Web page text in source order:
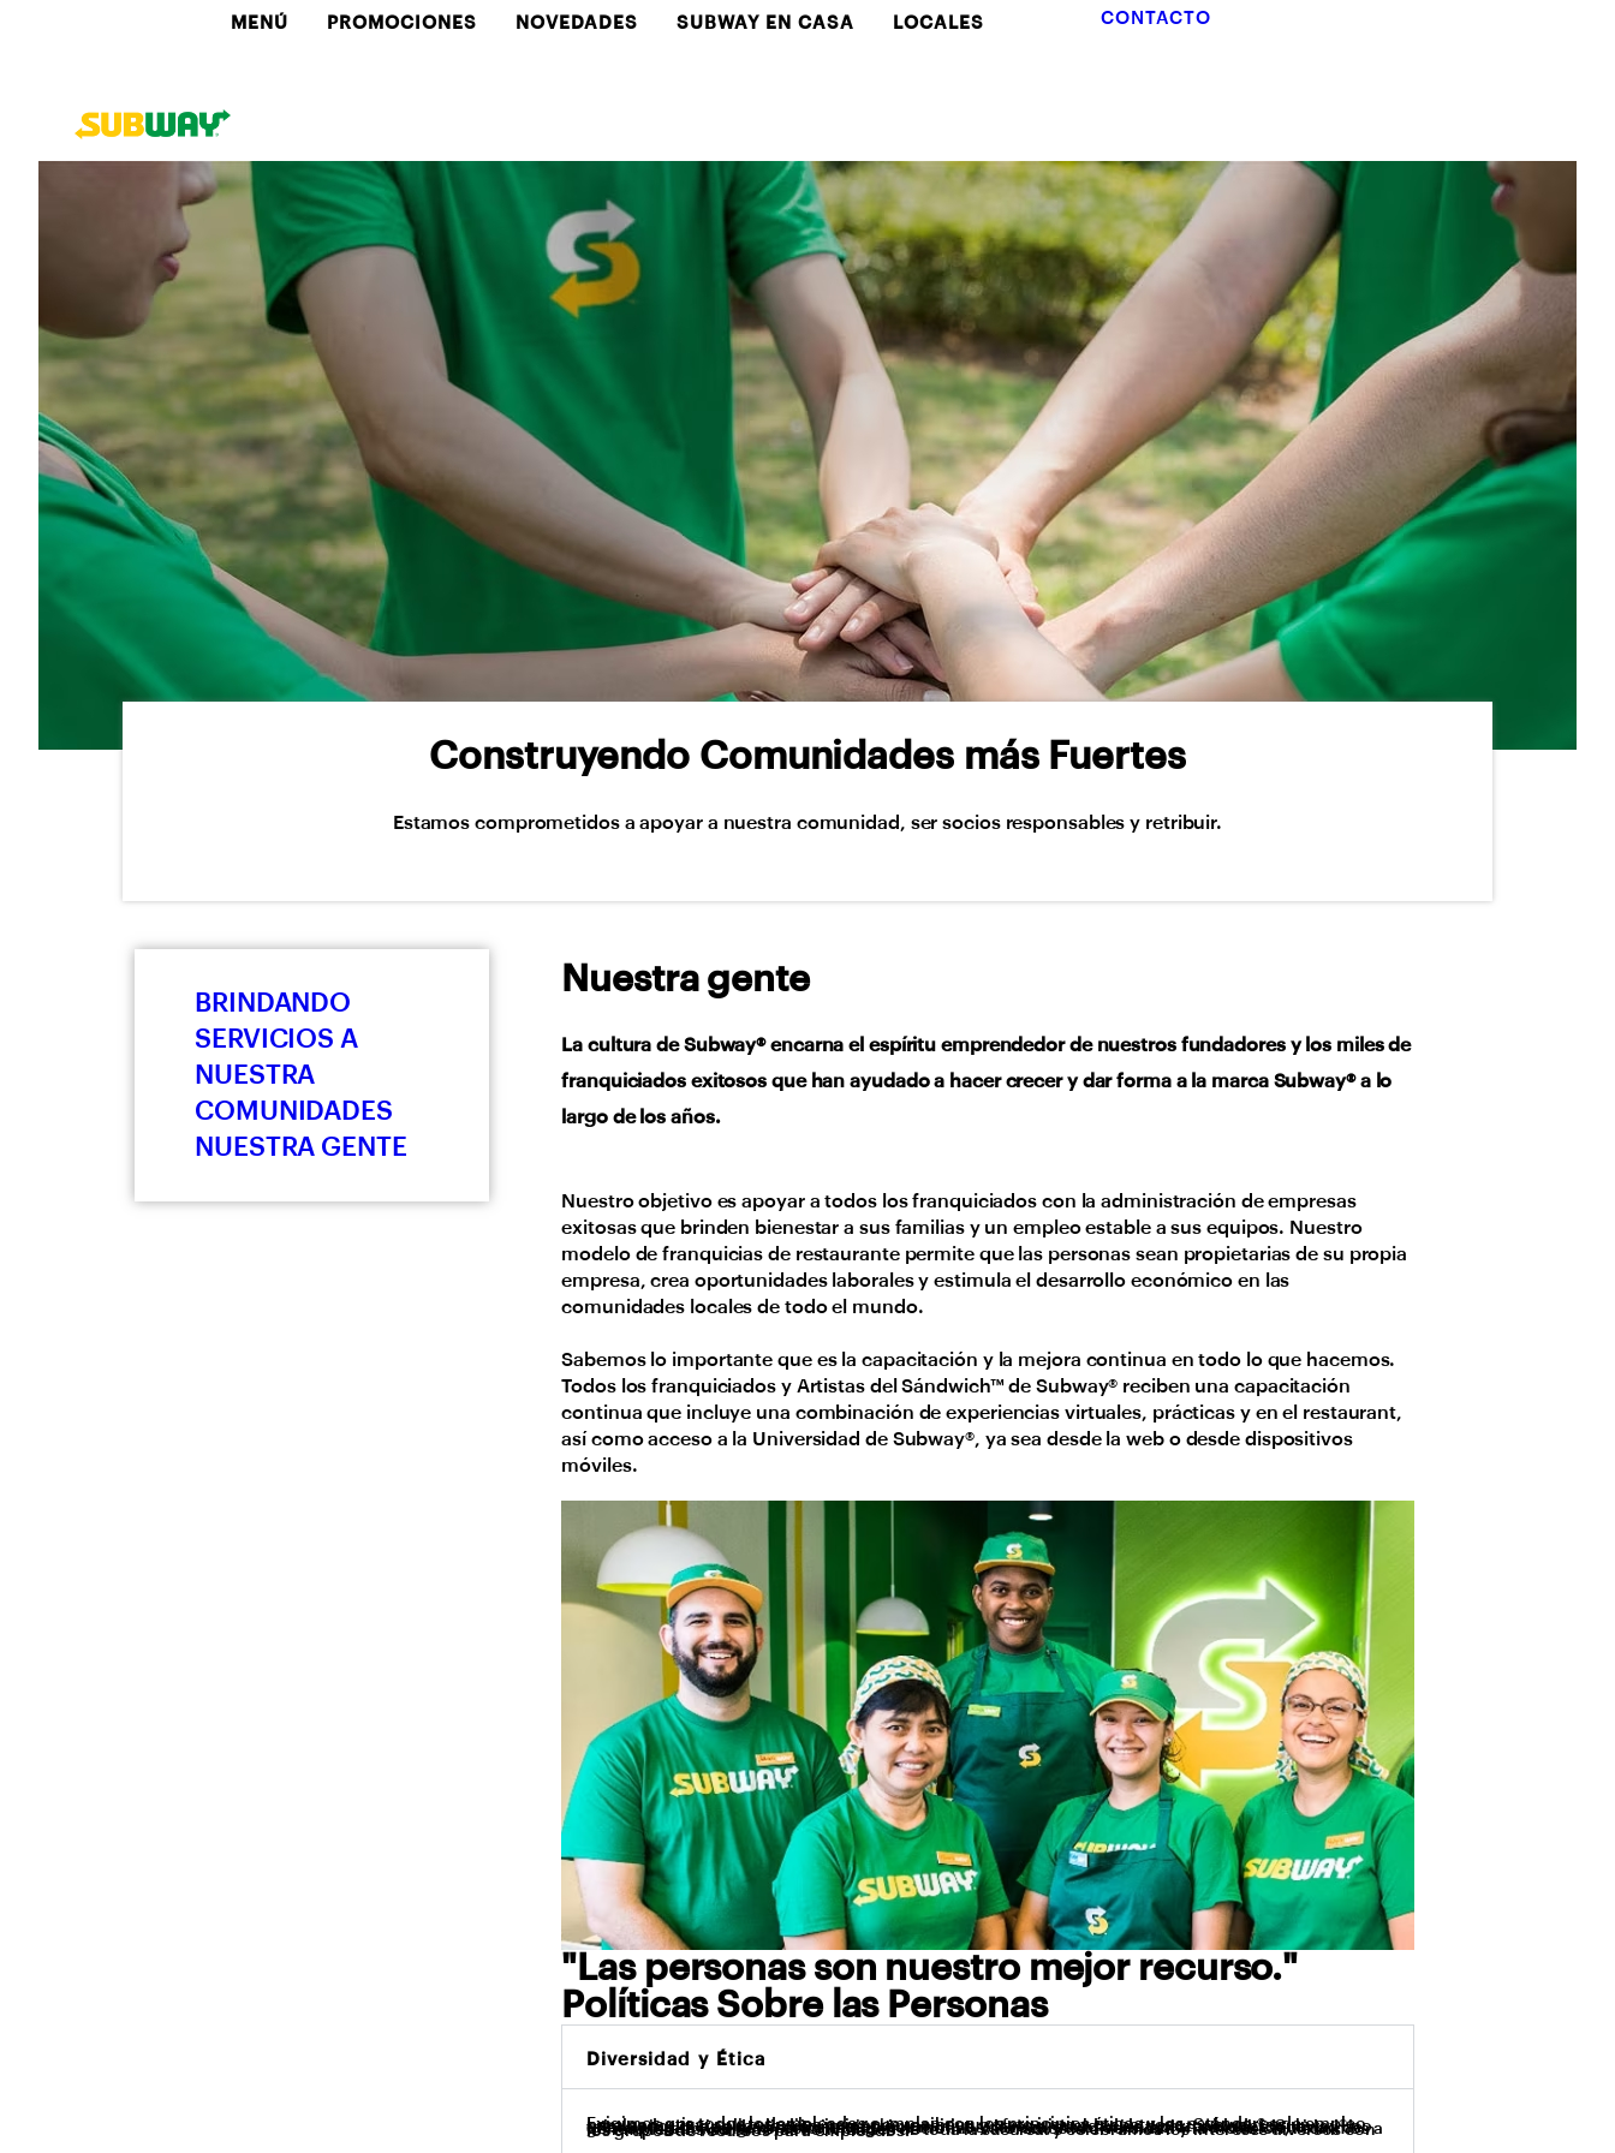
MENÚ PROMOCIONES NOVEDADES SUBWAY EN CASA LOCALES CONTACTO
Construyendo Comunidades más Fuertes
Estamos comprometidos a apoyar a nuestra comunidad, ser socios responsables y retribuir.
BRINDANDO
SERVICIOS A
NUESTRA
COMUNIDADES
NUESTRA GENTE
Nuestra gente
La cultura de Subway® encarna el espíritu emprendedor de nuestros fundadores y los miles de
franquiciados exitosos que han ayudado a hacer crecer y dar forma a la marca Subway® a lo
largo de los años.
Nuestro objetivo es apoyar a todos los franquiciados con la administración de empresas
exitosas que brinden bienestar a sus familias y un empleo estable a sus equipos. Nuestro
modelo de franquicias de restaurante permite que las personas sean propietarias de su propia
empresa, crea oportunidades laborales y estimula el desarrollo económico en las
comunidades locales de todo el mundo.
Sabemos lo importante que es la capacitación y la mejora continua en todo lo que hacemos.
Todos los franquiciados y Artistas del Sándwich™ de Subway® reciben una capacitación
continua que incluye una combinación de experiencias virtuales, prácticas y en el restaurant,
así como acceso a la Universidad de Subway®, ya sea desde la web o desde dispositivos
móviles.
"Las personas son nuestro mejor recurso."
Políticas Sobre las Personas
Diversidad y Ética
Exigimos que todos los empleados cumplan con los principios éticos y los estándares de empleo para garantizar que todas las personas reciban un trato justo y respetuoso. Subway® es un empleador que aplica la discriminación positiva y ofrece igualdad de oportunidades. Subway® no tolera ningún tipo de discriminación por motivos de raza, sexo, orientación sexual, identidad de género, credo, religión, color u origen nacional. Valoramos la diversidad y la inclusión, reunimos a los empleados durante las actividades de toda la sucursal y celebramos los intereses diversos con los grupos de recursos para empleados.